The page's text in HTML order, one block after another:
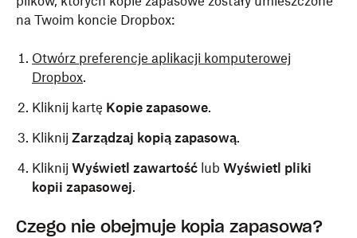
na Twoim koncie Dropbox:
Otwórz preferencje aplikacji komputerowej
Dropbox.
Kliknij kartę Kopie zapasowe.
Kliknij Zarządzaj kopią zapasową.
Kliknij Wyświetl zawartość lub Wyświetl pliki
kopii zapasowej.
Czego nie obejmuje kopia zapasowa?